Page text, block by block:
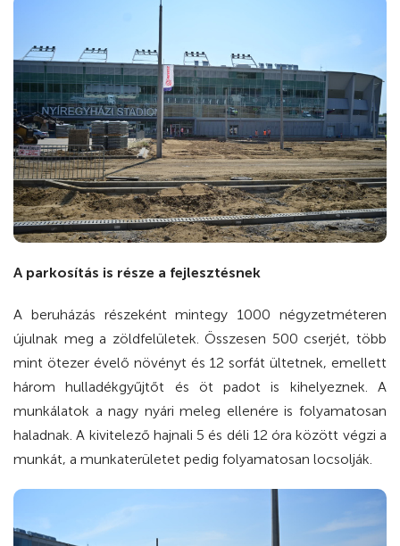
A parkosítás is része a fejlesztésnek
A beruházás részeként mintegy 1000 négyzetméteren
újulnak meg a zöldfelületek. Összesen 500 cserjét, több
mint ötezer évelő növényt és 12 sorfát ültetnek, emellett
három hulladékgyűjtőt és öt padot is kihelyeznek. A
munkálatok a nagy nyári meleg ellenére is folyamatosan
haladnak. A kivitelező hajnali 5 és déli 12 óra között végzi a
munkát, a munkaterületet pedig folyamatosan locsolják.